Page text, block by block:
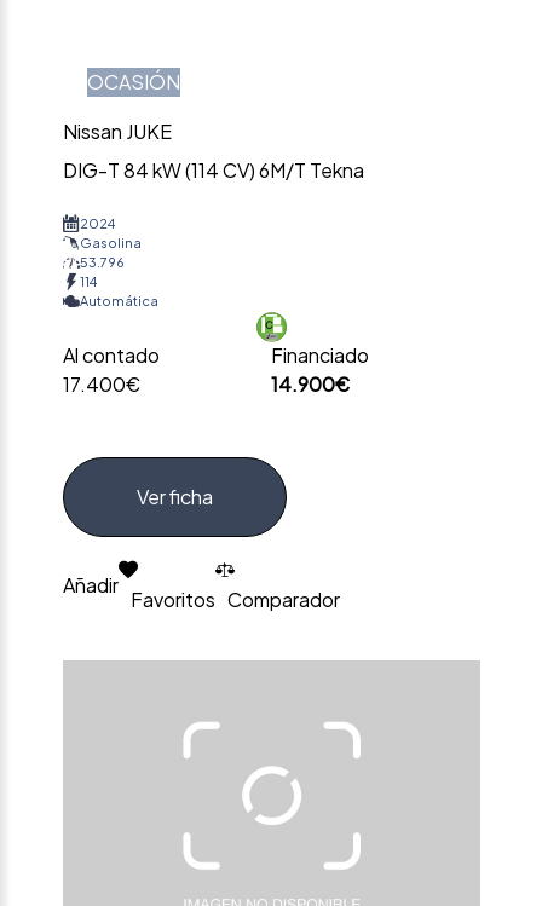
OCASIÓN
Nissan JUKE
DIG-T 84 kW (114 CV) 6M/T Tekna
2024
Gasolina
53.796
114
Automática
Al contado
17.400€
Financiado
14.900€
Ver ficha
Añadir
Favoritos Comparador